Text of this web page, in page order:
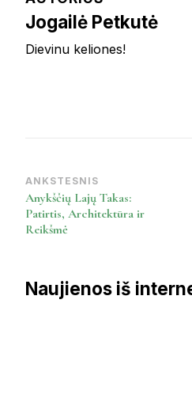
Jogailė Petkutė
Dievinu keliones!
Post
Navigation
ANKSTESNIS
Anykščių Lajų Takas:
Patirtis, Architektūra ir
Reikšmė
Naujienos iš